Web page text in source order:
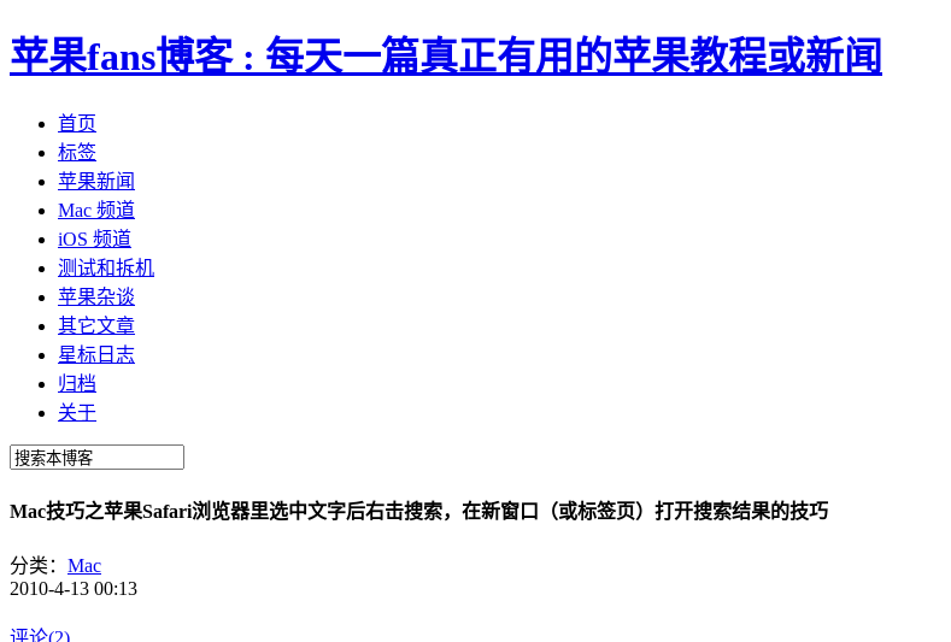
苹果fans博客 : 每天一篇真正有用的苹果教程或新闻
首页
标签
苹果新闻
Mac 频道
iOS 频道
测试和拆机
苹果杂谈
其它文章
星标日志
归档
关于
Mac技巧之苹果Safari浏览器里选中文字后右击搜索，在新窗口（或标签页）打开搜索结果的技巧
分类： Mac
2010-4-13 00:13